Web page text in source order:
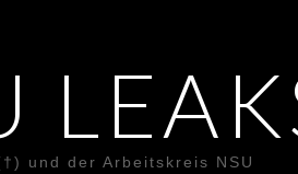
und der Arbeitskreis NSU